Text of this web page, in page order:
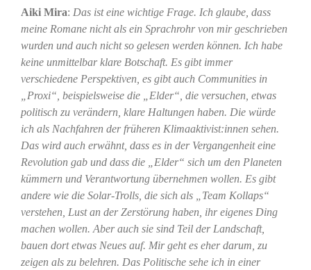
Aiki Mira: Das ist eine wichtige Frage. Ich glaube, dass
meine Romane nicht als ein Sprachrohr von mir geschrieben
wurden und auch nicht so gelesen werden können. Ich habe
keine unmittelbar klare Botschaft. Es gibt immer
verschiedene Perspektiven, es gibt auch Communities in
„Proxi“, beispielsweise die „Elder“, die versuchen, etwas
politisch zu verändern, klare Haltungen haben. Die würde
ich als Nachfahren der früheren Klimaaktivist:innen sehen.
Das wird auch erwähnt, dass es in der Vergangenheit eine
Revolution gab und dass die „Elder“ sich um den Planeten
kümmern und Verantwortung übernehmen wollen. Es gibt
andere wie die Solar-Trolls, die sich als „Team Kollaps“
verstehen, Lust an der Zerstörung haben, ihr eigenes Ding
machen wollen. Aber auch sie sind Teil der Landschaft,
bauen dort etwas Neues auf. Mir geht es eher darum, zu
zeigen als zu belehren. Das Politische sehe ich in einer